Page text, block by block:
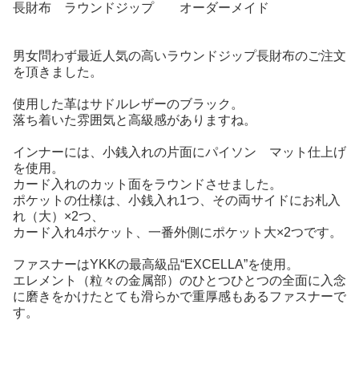
長財布 ラウンドジップ オーダーメイド
男女問わず最近人気の高いラウンドジップ長財布のご注文
を頂きました。
使用した革はサドルレザーのブラック。
落ち着いた雰囲気と高級感がありますね。
インナーには、小銭入れの片面にパイソン マット仕上げ
を使用。
カード入れのカット面をラウンドさせました。
ポケットの仕様は、小銭入れ1つ、その両サイドにお札入
れ（大）×2つ、
カード入れ4ポケット、一番外側にポケット大×2つです。
ファスナーはYKKの最高級品“EXCELLA”を使用。
エレメント（粒々の金属部）のひとつひとつの全面に入念
に磨きをかけたとても滑らかで重厚感もあるファスナーで
す。